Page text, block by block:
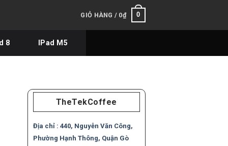
GIỎ HÀNG / 0₫ 0
8 IPad M5
TheTekCoffee
Địa chỉ : 440, Nguyễn Văn Công,
Phường Hạnh Thông, Quận Gò